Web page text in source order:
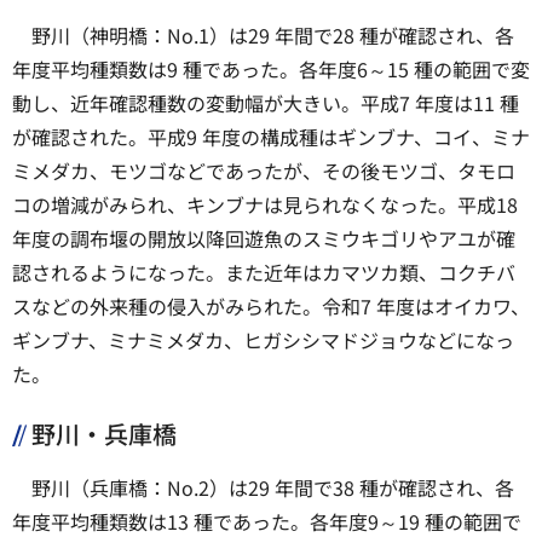
野川（神明橋：No.1）は29 年間で28 種が確認され、各
年度平均種類数は9 種であった。各年度6～15 種の範囲で変
動し、近年確認種数の変動幅が大きい。平成7 年度は11 種
が確認された。平成9 年度の構成種はギンブナ、コイ、ミナ
ミメダカ、モツゴなどであったが、その後モツゴ、タモロ
コの増減がみられ、キンブナは見られなくなった。平成18
年度の調布堰の開放以降回遊魚のスミウキゴリやアユが確
認されるようになった。また近年はカマツカ類、コクチバ
スなどの外来種の侵入がみられた。令和7 年度はオイカワ、
ギンブナ、ミナミメダカ、ヒガシシマドジョウなどになっ
た。
野川・兵庫橋
野川（兵庫橋：No.2）は29 年間で38 種が確認され、各
年度平均種類数は13 種であった。各年度9～19 種の範囲で